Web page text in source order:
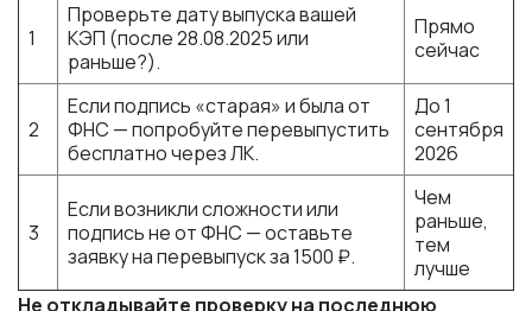
1
Проверьте дату выпуска вашей
КЭП (после 28.08.2025 или
раньше?).
Прямо
сейчас
2
Если подпись «старая» и была от
ФНС — попробуйте перевыпустить
бесплатно через ЛК.
До 1
сентября
2026
3
Если возникли сложности или
подпись не от ФНС — оставьте
заявку на перевыпуск за 1500 ₽.
Чем
раньше,
тем
лучше
Не откладывайте проверку на последнюю